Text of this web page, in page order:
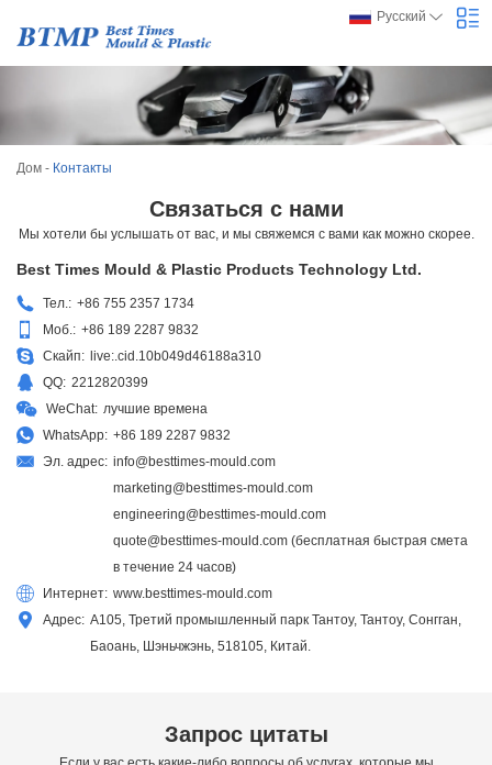
Русский
Дом - Контакты
Связаться с нами
Мы хотели бы услышать от вас, и мы свяжемся с вами как можно скорее.
Best Times Mould & Plastic Products Technology Ltd.
Тел.: +86 755 2357 1734
Моб.: +86 189 2287 9832
Скайп: live:.cid.10b049d46188a310
QQ: 2212820399
WeChat: лучшие времена
WhatsApp: +86 189 2287 9832
Эл. адрес: info@besttimes-mould.com
marketing@besttimes-mould.com
engineering@besttimes-mould.com
quote@besttimes-mould.com (бесплатная быстрая смета
в течение 24 часов)
Интернет: www.besttimes-mould.com
Адрес: A105, Третий промышленный парк Тантоу, Тантоу, Сонгган,
Баоань, Шэньчжэнь, 518105, Китай.
Запрос цитаты